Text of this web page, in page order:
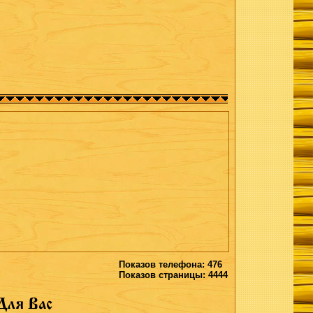
Показов телефона: 476
Показов страницы: 4444
Вас